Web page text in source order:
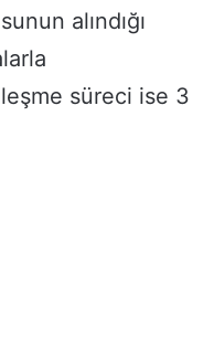
alındığı
süreci ise 3